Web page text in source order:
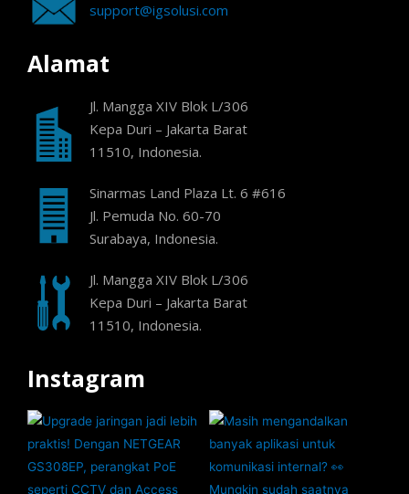
support@igsolusi.com
Alamat
Jl. Mangga XIV Blok L/306
Kepa Duri – Jakarta Barat
11510, Indonesia.
Sinarmas Land Plaza Lt. 6 #616
Jl. Pemuda No. 60-70
Surabaya, Indonesia.
Jl. Mangga XIV Blok L/306
Kepa Duri – Jakarta Barat
11510, Indonesia.
Instagram